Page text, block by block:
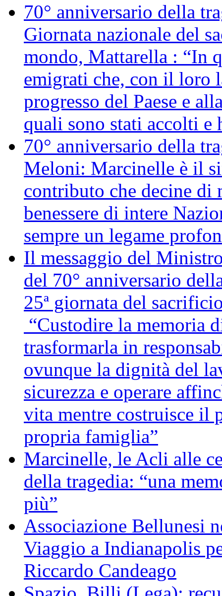
70° anniversario della
Giornata nazionale del
mondo, Mattarella : “In
emigrati che, con il loro
progresso del Paese e
quali sono stati accolti e
70° anniversario della
Meloni: Marcinelle è il
contributo che decine
benessere di intere
sempre un legame
Il messaggio del
del 70° anniversario
25ª giornata del
“Custodire la memoria
trasformarla in
ovunque la dignità del
sicurezza e operare
vita mentre costruisce il
propria famiglia”
Marcinelle, le Acli alle
della tragedia: “una
più”
Associazione Bellunesi
Viaggio a Indianapolis
Riccardo Candeago